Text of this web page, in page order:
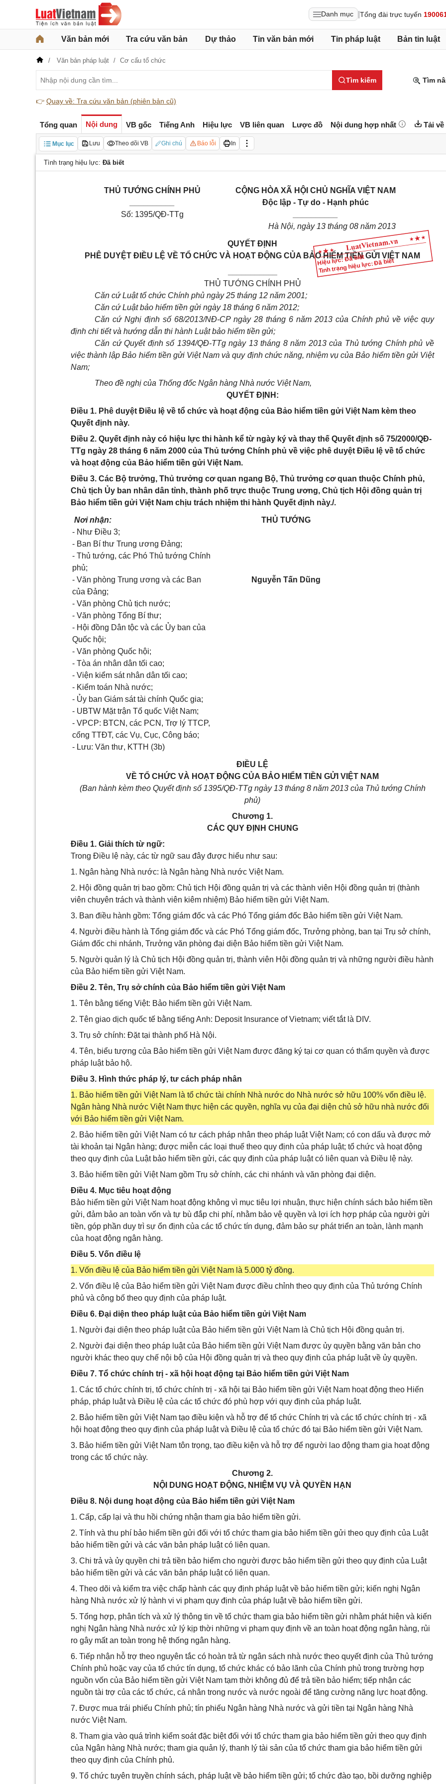
Danh mục Tổng đài trực tuyến
Văn bản mới Tra cứu văn bản Dự thảo Tin văn bản mới Tin pháp luật Bản tin luật
Văn bản pháp luật Cơ cấu tổ chức
Tìm kiếm Tìm
👉 Quay về: Tra cứu văn bản (phiên bản cũ)
Tổng quan Nội dung VB gốc Tiếng Anh Hiệu lực VB liên quan Lược đồ Nội dung hợp nhất Tải về
Mục lục Lưu Theo dõi VB Ghi chú Báo lỗi In
Tình trạng hiệu lực: Đã biết
Hiệu lực: Đã biết
Tình trạng hiệu lực: Đã biết
THỦ TƯỚNG CHÍNH PHỦ
Số: 1395/QĐ-TTg
CỘNG HÒA XÃ HỘI CHỦ NGHĨA VIỆT NAM
Độc lập - Tự do - Hạnh phúc
Hà Nội, ngày 13 tháng 08 năm 2013
QUYẾT ĐỊNH
PHÊ DUYỆT ĐIỀU LỆ VỀ TỔ CHỨC VÀ HOẠT ĐỘNG CỦA BẢO HIỂM TIỀN GỬI VIỆT NAM
THỦ TƯỚNG CHÍNH PHỦ
Căn cứ Luật tổ chức Chính phủ ngày 25 tháng 12 năm 2001;
Căn cứ Luật bảo hiểm tiền gửi ngày 18 tháng 6 năm 2012;
Căn cứ Nghị định số 68/2013/NĐ-CP ngày 28 tháng 6 năm 2013 của Chính phủ về việc quy
định chi tiết và hướng dẫn thi hành Luật bảo hiểm tiền gửi;
Căn cứ Quyết định số 1394/QĐ-TTg ngày 13 tháng 8 năm 2013 của Thủ tướng Chính phủ về
việc thành lập Bảo hiểm tiền gửi Việt Nam và quy định chức năng, nhiệm vụ của Bảo hiểm tiền gửi Việt
Nam;
Theo đề nghị của Thống đốc Ngân hàng Nhà nước Việt Nam,
QUYẾT ĐỊNH:
Điều 1. Phê duyệt Điều lệ về tổ chức và hoạt động của Bảo hiểm tiền gửi Việt Nam kèm theo
Quyết định này.
Điều 2. Quyết định này có hiệu lực thi hành kể từ ngày ký và thay thế Quyết định số 75/2000/QĐ-
TTg ngày 28 tháng 6 năm 2000 của Thủ tướng Chính phủ về việc phê duyệt Điều lệ về tổ chức
và hoạt động của Bảo hiểm tiền gửi Việt Nam.
Điều 3. Các Bộ trưởng, Thủ trưởng cơ quan ngang Bộ, Thủ trưởng cơ quan thuộc Chính phủ,
Chủ tịch Ủy ban nhân dân tỉnh, thành phố trực thuộc Trung ương, Chủ tịch Hội đồng quản trị
Bảo hiểm tiền gửi Việt Nam chịu trách nhiệm thi hành Quyết định này./.
Nơi nhận:
- Như Điều 3;
- Ban Bí thư Trung ương Đảng;
- Thủ tướng, các Phó Thủ tướng Chính
phủ;
- Văn phòng Trung ương và các Ban
của Đảng;
- Văn phòng Chủ tịch nước;
- Văn phòng Tổng Bí thư;
- Hội đồng Dân tộc và các Ủy ban của
Quốc hội;
- Văn phòng Quốc hội;
- Tòa án nhân dân tối cao;
- Viện kiểm sát nhân dân tối cao;
- Kiểm toán Nhà nước;
- Ủy ban Giám sát tài chính Quốc gia;
- UBTW Mặt trận Tổ quốc Việt Nam;
- VPCP: BTCN, các PCN, Trợ lý TTCP,
cổng TTĐT, các Vụ, Cục, Công báo;
- Lưu: Văn thư, KTTH (3b)
THỦ TƯỚNG
Nguyễn Tấn Dũng
ĐIỀU LỆ
VỀ TỔ CHỨC VÀ HOẠT ĐỘNG CỦA BẢO HIỂM TIỀN GỬI VIỆT NAM
(Ban hành kèm theo Quyếtđịnh số 1395/QĐ-TTg ngày 13 tháng 8 năm 2013 của Thủ tướng Chính
phủ)
Chương 1.
CÁC QUY ĐỊNH CHUNG
Điều 1. Giải thích từ ngữ:
Trong Điều lệ này, các từ ngữ sau đây được hiểu như sau:
1. Ngân hàng Nhà nước: là Ngân hàng Nhà nước Việt Nam.
2. Hội đồng quản trị bao gồm: Chủ tịch Hội đồng quản trị và các thành viên Hội đồng quản trị (thành
viên chuyên trách và thành viên kiêm nhiệm) Bảo hiểm tiền gửi Việt Nam.
3. Ban điều hành gồm: Tổng giám đốc và các Phó Tổng giám đốc Bảo hiểm tiền gửi Việt Nam.
4. Người điều hành là Tổng giám đốc và các Phó Tổng giám đốc, Trưởng phòng, ban tại Trụ sở chính,
Giám đốc chi nhánh, Trưởng văn phòng đại diện Bảo hiểm tiền gửi Việt Nam.
5. Người quản lý là Chủ tịch Hội đồng quản trị, thành viên Hội đồng quản trị và những người điều hành
của Bảo hiểm tiền gửi Việt Nam.
Điều 2. Tên, Trụ sở chính của Bảo hiểm tiền gửi Việt Nam
1. Tên bằng tiếng Việt: Bảo hiểm tiền gửi Việt Nam.
2. Tên giao dịch quốc tế bằng tiếng Anh: Deposit Insurance of Vietnam; viết tắt là DIV.
3. Trụ sở chính: Đặt tại thành phố Hà Nội.
4. Tên, biểu tượng của Bảo hiểm tiền gửi Việt Nam được đăng ký tại cơ quan có thẩm quyền và được
pháp luật bảo hộ.
Điều 3. Hình thức pháp lý, tư cách pháp nhân
1. Bảo hiểm tiền gửi Việt Nam là tổ chức tài chính Nhà nước do Nhà nước sở hữu 100% vốn điều lệ.
Ngân hàng Nhà nước Việt Nam thực hiện các quyền, nghĩa vụ của đại diện chủ sở hữu nhà nước đối
với Bảo hiểm tiền gửi Việt Nam.
2. Bảo hiểm tiền gửi Việt Nam có tư cách pháp nhân theo pháp luật Việt Nam; có con dấu và được mở
tài khoản tại Ngân hàng; được miễn các loại thuế theo quy định của pháp luật; tổ chức và hoạt động
theo quy định của Luật bảo hiểm tiền gửi, các quy định của pháp luật có liên quan và Điều lệ này.
3. Bảo hiểm tiền gửi Việt Nam gồm Trụ sở chính, các chi nhánh và văn phòng đại diện.
Điều 4. Mục tiêu hoạt động
Bảo hiểm tiền gửi Việt Nam hoạt động không vì mục tiêu lợi nhuận, thực hiện chính sách bảo hiểm tiền
gửi, đảm bảo an toàn vốn và tự bù đắp chi phí, nhằm bảo vệ quyền và lợi ích hợp pháp của người gửi
tiền, góp phần duy trì sự ổn định của các tổ chức tín dụng, đảm bảo sự phát triển an toàn, lành mạnh
của hoạt động ngân hàng.
Điều 5. Vốn điều lệ
1. Vốn điều lệ của Bảo hiểm tiền gửi Việt Nam là 5.000 tỷ đồng.
2. Vốn điều lệ của Bảo hiểm tiền gửi Việt Nam được điều chỉnh theo quy định của Thủ tướng Chính
phủ và công bố theo quy định của pháp luật.
Điều 6. Đại diện theo pháp luật của Bảo hiểm tiền gửi Việt Nam
1. Người đại diện theo pháp luật của Bảo hiểm tiền gửi Việt Nam là Chủ tịch Hội đồng quản trị.
2. Người đại diện theo pháp luật của Bảo hiểm tiền gửi Việt Nam được ủy quyền bằng văn bản cho
người khác theo quy chế nội bộ của Hội đồng quản trị và theo quy định của pháp luật về ủy quyền.
Điều 7. Tổ chức chính trị - xã hội hoạt động tại Bảo hiểm tiền gửi Việt Nam
1. Các tổ chức chính trị, tổ chức chính trị - xã hội tại Bảo hiểm tiền gửi Việt Nam hoạt động theo Hiến
pháp, pháp luật và Điều lệ của các tổ chức đó phù hợp với quy định của pháp luật.
2. Bảo hiểm tiền gửi Việt Nam tạo điều kiện và hỗ trợ để tổ chức Chính trị và các tổ chức chính trị - xã
hội hoạt động theo quy định của pháp luật và Điều lệ của tổ chức đó tại Bảo hiểm tiền gửi Việt Nam.
3. Bảo hiểm tiền gửi Việt Nam tôn trọng, tạo điều kiện và hỗ trợ để người lao động tham gia hoạt động
trong các tổ chức này.
Chương 2.
NỘI DUNG HOẠT ĐỘNG, NHIỆM VỤ VÀ QUYỀN HẠN
Điều 8. Nội dung hoạt động của Bảo hiểm tiền gửi Việt Nam
1. Cấp, cấp lại và thu hồi chứng nhận tham gia bảo hiểm tiền gửi.
2. Tính và thu phí bảo hiểm tiền gửi đối với tổ chức tham gia bảo hiểm tiền gửi theo quy định của Luật
bảo hiểm tiền gửi và các văn bản pháp luật có liên quan.
3. Chi trả và ủy quyền chi trả tiền bảo hiểm cho người được bảo hiểm tiền gửi theo quy định của Luật
bảo hiểm tiền gửi và các văn bản pháp luật có liên quan.
4. Theo dõi và kiểm tra việc chấp hành các quy định pháp luật về bảo hiểm tiền gửi; kiến nghị Ngân
hàng Nhà nước xử lý hành vi vi phạm quy định của pháp luật về bảo hiểm tiền gửi.
5. Tổng hợp, phân tích và xử lý thông tin về tổ chức tham gia bảo hiểm tiền gửi nhằm phát hiện và kiến
nghị Ngân hàng Nhà nước xử lý kịp thời những vi phạm quy định về an toàn hoạt động ngân hàng, rủi
ro gây mất an toàn trong hệ thống ngân hàng.
6. Tiếp nhận hỗ trợ theo nguyên tắc có hoàn trả từ ngân sách nhà nước theo quyết định của Thủ tướng
Chính phủ hoặc vay của tổ chức tín dụng, tổ chức khác có bảo lãnh của Chính phủ trong trường hợp
nguồn vốn của Bảo hiểm tiền gửi Việt Nam tạm thời không đủ để trả tiền bảo hiểm; tiếp nhận các
nguồn tài trợ của các tổ chức, cá nhân trong nước và nước ngoài để tăng cường năng lực hoạt động.
7. Được mua trái phiếu Chính phủ; tín phiếu Ngân hàng Nhà nước và gửi tiền tại Ngân hàng Nhà
nước Việt Nam.
8. Tham gia vào quá trình kiểm soát đặc biệt đối với tổ chức tham gia bảo hiểm tiền gửi theo quy định
của Ngân hàng Nhà nước; tham gia quản lý, thanh lý tài sản của tổ chức tham gia bảo hiểm tiền gửi
theo quy định của Chính phủ.
9. Tổ chức tuyên truyền chính sách, pháp luật về bảo hiểm tiền gửi; tổ chức đào tạo, bồi dưỡng nghiệp